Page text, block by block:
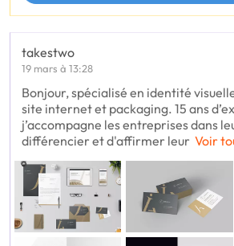
takestwo
19 mars à 13:28
Bonjour, spécialisé en identité
site internet et packaging. 15 ans
j’accompagne les entreprises dans
différencier et d'affirmer leur Voir